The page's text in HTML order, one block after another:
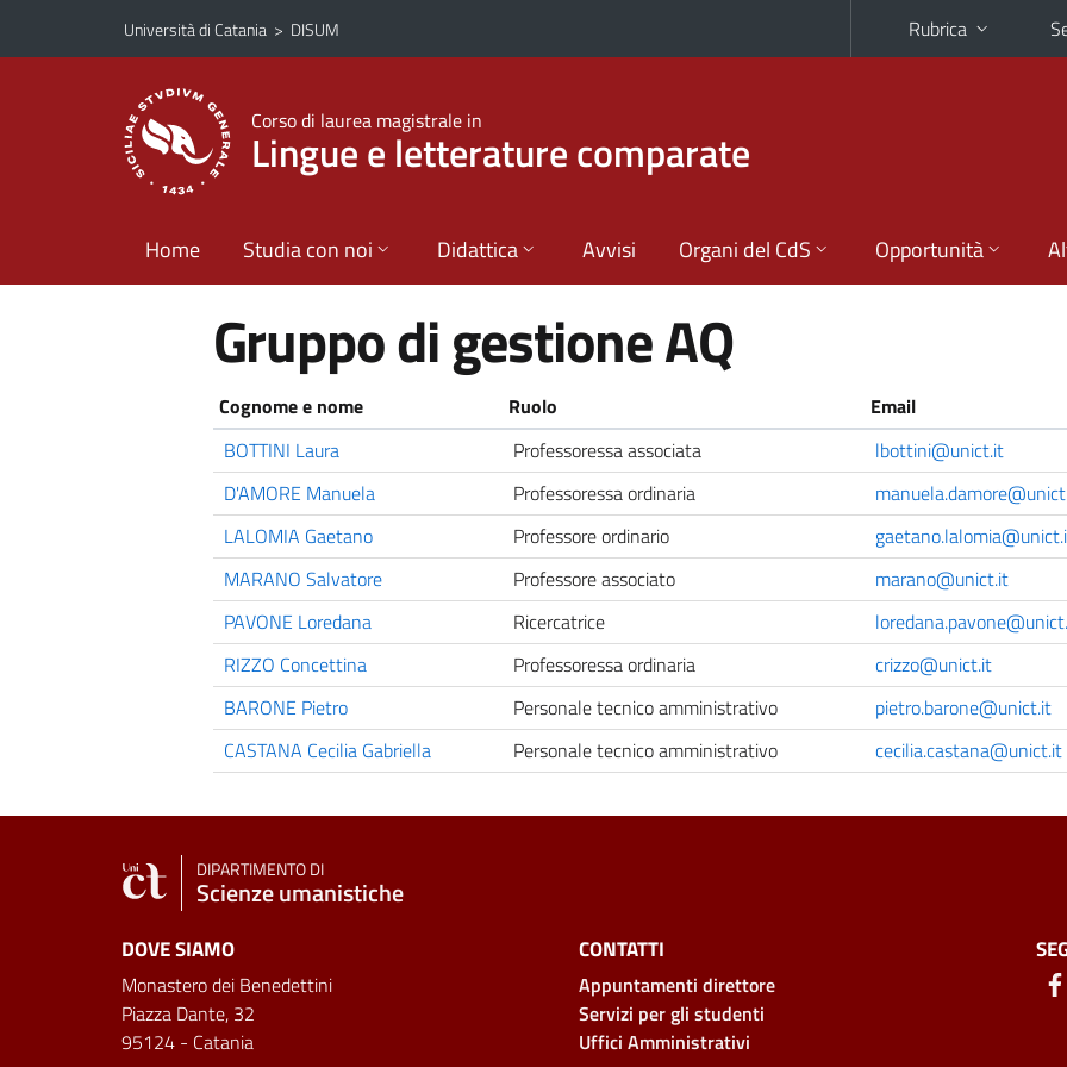
Vai al contenuto principale
Vai al menu di navigazione
Università di Catania > DISUM Rubrica
Corso di laurea magistrale in
Lingue e letterature comparate
Home Studia con noi Didattica Avvisi Organi del CdS Opportunità
Gruppo di gestione AQ
Cognome e nome Ruolo
Email
BOTTINI Laura
Professoressa associata
lbottini@unict.it
D'AMORE Manuela
Professoressa ordinaria
LALOMIA Gaetano
Professore ordinario
MARANO Salvatore
Professore associato
marano@unict.it
PAVONE Loredana
Ricercatrice
RIZZO Concettina
Professoressa ordinaria
crizzo@unict.it
BARONE Pietro
Personale tecnico amministrativo
pietro.barone@unict.it
CASTANA Cecilia Gabriella
Personale tecnico amministrativo cecilia.castana@unict.it
DIPARTIMENTO DI
Scienze umanistiche
DOVE SIAMO
Monastero dei Benedettini
Piazza Dante, 32
95124 - Catania
CONTATTI
Appuntamenti direttore
Servizi per gli studenti
Uffici Amministrativi